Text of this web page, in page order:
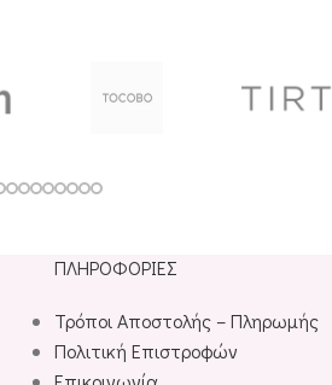
SKIN627
ΠΛΗΡΟΦΟΡΊΕΣ
Τρόποι Αποστολής – Πληρωμής
Πολιτική Επιστροφών